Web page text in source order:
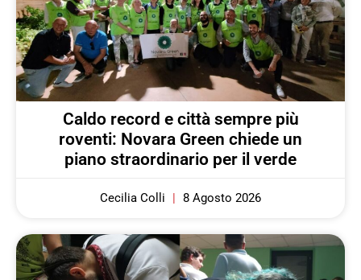
Caldo record e città sempre più
roventi: Novara Green chiede un
piano straordinario per il verde
Cecilia Colli 8 Agosto 2026